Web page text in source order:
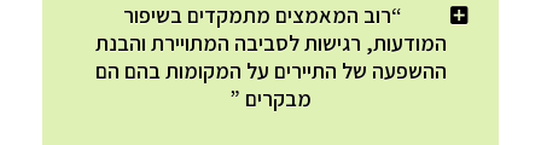
“רוב המאמצים מתמקדים בשיפור
המודעות, רגישות לסביבה המתויירת והבנת
ההשפעה של התיירים על המקומות בהם הם
מבקרים ”